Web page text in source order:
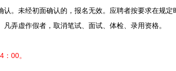
。未经初面确认的，报名无效。应聘者按要求在规定
弄虚作假者，取消笔试、面试、体检、录用资格。
00。